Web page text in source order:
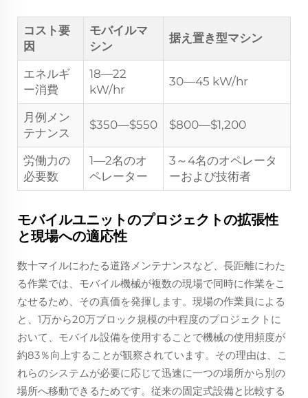
コスト要
因
モバイルマ
シン
据え置き型マシン
エネルギ
ー消費
18—22
kW/hr
30—45 kW/hr
月例メン
テナンス
$350—$550 $800—$1,200
労働力の
必要数
1—2名のオ
ペレーター
3～4名のオペレータ
ーおよび技術者
モバイルユニットのプロジェクトの拡張性
と現場への適応性
数十マイルにわたる道路メンテナンスなど、長距離にわた
る作業では、モバイル機械が複数の現場で同時に作業をこ
なせるため、その真価を発揮します。現場の作業員による
と、1万から20万ブロック規模の中程度のプロジェクトに
おいて、モバイル設備を使用することで機械の使用頻度が
約83％向上することが観察されています。その理由は、こ
れらのシステムが必要に応じて迅速に一つの場所から別の
場所へ移動できるためです。従来の固定式設備と比較する